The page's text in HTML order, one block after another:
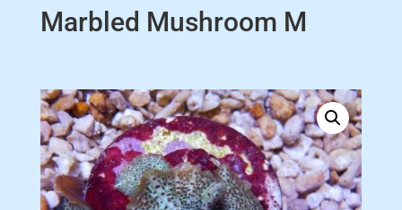
Marbled Mushroom M